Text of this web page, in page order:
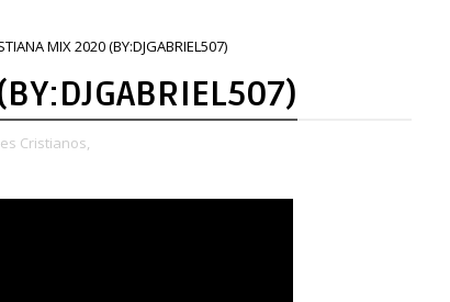
MIX 2020 (BY:DJGABRIEL507)
Cristianos,